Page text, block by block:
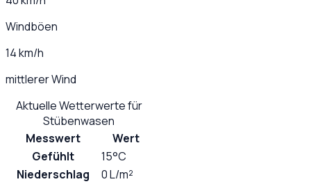
Windböen
14 km/h
mittlerer Wind
Aktuelle Wetterwerte für
Stübenwasen
Messwert
Wert
Gefühlt
15°C
Niederschlag
0 L/m²